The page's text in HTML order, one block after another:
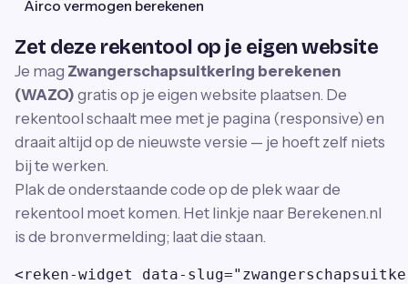
Airco vermogen berekenen
Zet deze rekentool op je eigen website
Je mag Zwangerschapsuitkering berekenen
(WAZO) gratis op je eigen website plaatsen. De
rekentool schaalt mee met je pagina (responsive) en
draait altijd op de nieuwste versie — je hoeft zelf niets
bij te werken.
Plak de onderstaande code op de plek waar de
rekentool moet komen. Het linkje naar Berekenen.nl
is de bronvermelding; laat die staan.
<reken-widget data-